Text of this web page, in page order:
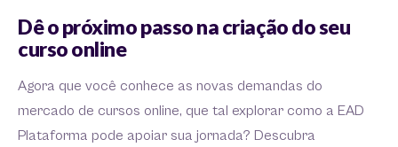
Dê o próximo passo na criação do seu
curso online
Agora que você conhece as novas demandas do
mercado de cursos online, que tal explorar como a EAD
Plataforma pode apoiar sua jornada? Descubra